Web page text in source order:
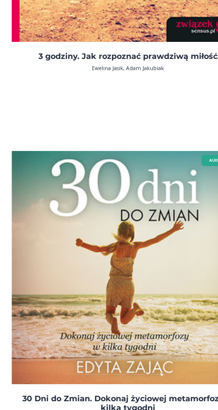
3 godziny. Jak rozpoznać prawdziwą miłość
Ewelina Jasik, Adam Jakubiak
30 Dni do Zmian. Dokonaj życiowej
kilka tygodni